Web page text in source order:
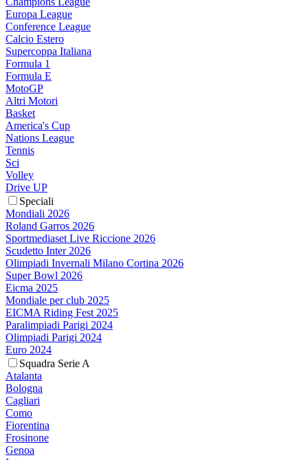
Europa League
Conference League
Calcio Estero
Supercoppa Italiana
Formula 1
Formula E
MotoGP
Altri Motori
Basket
America's Cup
Nations League
Tennis
Sci
Volley
Drive UP
Speciali
Mondiali 2026
Roland Garros 2026
Sportmediaset Live Riccione 2026
Scudetto Inter 2026
Olimpiadi Invernali Milano Cortina 2026
Super Bowl 2026
Eicma 2025
Mondiale per club 2025
EICMA Riding Fest 2025
Paralimpiadi Parigi 2024
Olimpiadi Parigi 2024
Euro 2024
Squadra Serie A
Atalanta
Bologna
Cagliari
Como
Fiorentina
Frosinone
Genoa